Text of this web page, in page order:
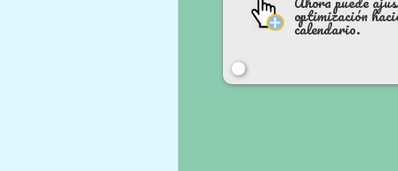
optimización
calendario.